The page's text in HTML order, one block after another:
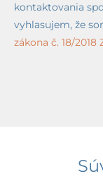
kontaktovania
vyhlasujem, že
zákona č. 18/